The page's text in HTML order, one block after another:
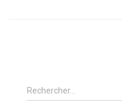
Rechercher…